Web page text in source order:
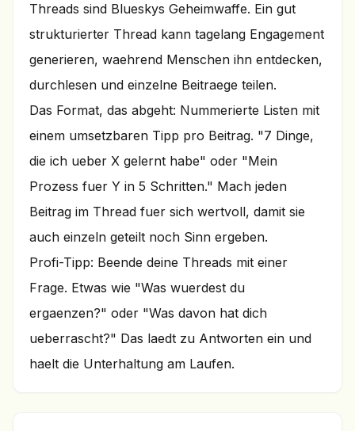
Threads sind Blueskys Geheimwaffe. Ein gut
strukturierter Thread kann tagelang Engagement
generieren, waehrend Menschen ihn entdecken,
durchlesen und einzelne Beitraege teilen.
Das Format, das abgeht: Nummerierte Listen mit
einem umsetzbaren Tipp pro Beitrag. "7 Dinge,
die ich ueber X gelernt habe" oder "Mein
Prozess fuer Y in 5 Schritten." Mach jeden
Beitrag im Thread fuer sich wertvoll, damit sie
auch einzeln geteilt noch Sinn ergeben.
Profi-Tipp: Beende deine Threads mit einer
Frage. Etwas wie "Was wuerdest du
ergaenzen?" oder "Was davon hat dich
ueberrascht?" Das laedt zu Antworten ein und
haelt die Unterhaltung am Laufen.